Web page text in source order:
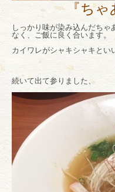
『ち
しっかり味が染み込んだちゃ
なく、ご飯に良く合います。
カイワレがシャキシャキとい
続いて出て参りました、